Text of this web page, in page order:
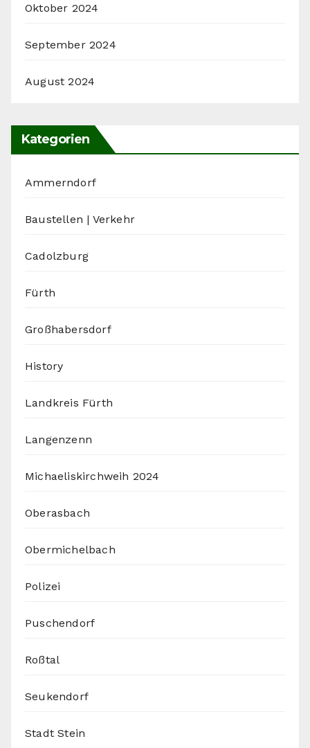
Oktober 2024
September 2024
August 2024
Kategorien
Ammerndorf
Baustellen | Verkehr
Cadolzburg
Fürth
Großhabersdorf
History
Landkreis Fürth
Langenzenn
Michaeliskirchweih 2024
Oberasbach
Obermichelbach
Polizei
Puschendorf
Roßtal
Seukendorf
Stadt Stein